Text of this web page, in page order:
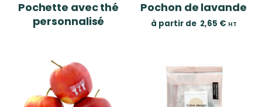
Pochette avec thé
personnalisé
Pochon de lavande
à partir de 2,65 € HT